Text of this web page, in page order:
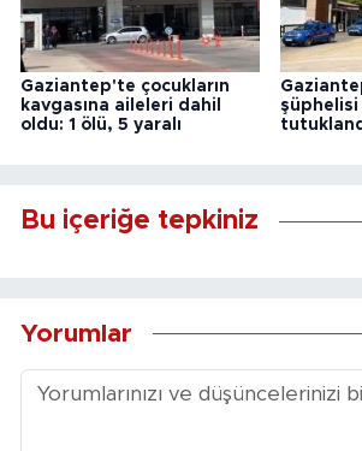
Gaziantep'te çocukların
kavgasına aileleri dahil
oldu: 1 ölü, 5 yaralı
şüphelisi
Bu içeriğe tepkiniz
Yorumlar